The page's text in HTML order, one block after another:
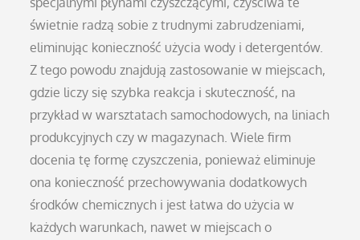
świetnie radzą sobie z trudnymi zabrudzeniami,
eliminując konieczność użycia wody i detergentów.
Z tego powodu znajdują zastosowanie w miejscach,
gdzie liczy się szybka reakcja i skuteczność, na
przykład w warsztatach samochodowych, na liniach
produkcyjnych czy w magazynach. Wiele firm
docenia tę formę czyszczenia, ponieważ eliminuje
ona konieczność przechowywania dodatkowych
środków chemicznych i jest łatwa do użycia w
każdych warunkach, nawet w miejscach o